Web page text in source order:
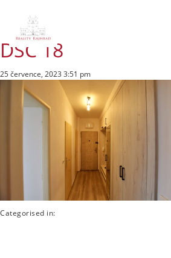
DSC 18
25 července, 2023 3:51 pm
Categorised in: